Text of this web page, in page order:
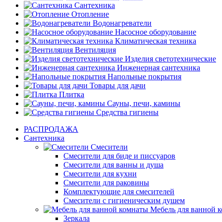
Сантехника
Отопление
Водонагреватели
Насосное оборудование
Климатическая техника
Вентиляция
Изделия светотехнические
Инженерная сантехника
Напольные покрытия
Товары для дачи
Плитка
Сауны, печи, камины
Средства гигиены
РАСПРОДАЖА
Сантехника
Смесители
Смесители для биде и писсуаров
Смесители для ванны и душа
Смесители для кухни
Смесители для раковины
Комплектующие для смесителей
Смесители с гигиеническим душем
Мебель для ванной
Зеркала